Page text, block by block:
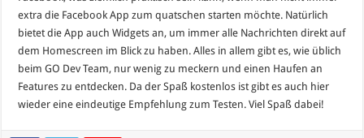
extra die Facebook App zum quatschen starten möchte. Natürlich
bietet die App auch Widgets an, um immer alle Nachrichten direkt auf
dem Homescreen im Blick zu haben. Alles in allem gibt es, wie üblich
beim GO Dev Team, nur wenig zu meckern und einen Haufen an
Features zu entdecken. Da der Spaß kostenlos ist gibt es auch hier
wieder eine eindeutige Empfehlung zum Testen. Viel Spaß dabei!